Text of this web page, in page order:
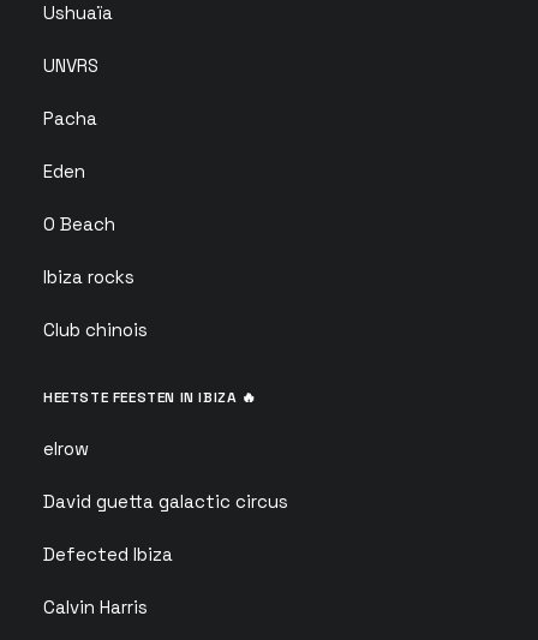
Ushuaïa
UNVRS
Pacha
Eden
O Beach
Ibiza rocks
Club chinois
HEETSTE FEESTEN IN IBIZA 🔥
elrow
David guetta galactic circus
Defected Ibiza
Calvin Harris